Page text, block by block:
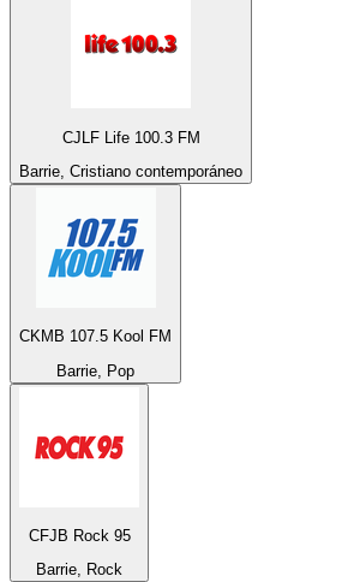
CJLF Life 100.3 FM
Barrie, Cristiano contemporáneo
CKMB 107.5 Kool FM
Barrie, Pop
CFJB Rock 95
Barrie, Rock